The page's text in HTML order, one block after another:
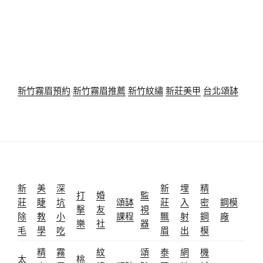
新竹霧眉預約 新竹霧眉推薦 新竹紋繡新莊美甲 台北頌缽
新
莊
除
毛
美
睫
教
學
深
坑
小
吃
打
擊
樂
婚
友
社
頌缽
課程
監
視
器
新
莊
飄
眉
埋
入
射
出
精
密
鋼
模
鋼模
廠
太
精
霧
桃
紋
頌
泰
網
機